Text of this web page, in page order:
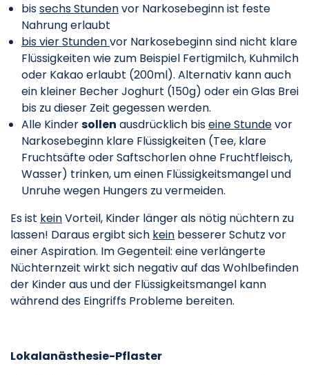
bissechs Stundenvor Narkosebeginn ist feste
Nahrung erlaubt
bis vier Stundenvor Narkosebeginn sind nicht klare
Flüssigkeiten wie zum Beispiel Fertigmilch, Kuhmilch
oder Kakao erlaubt (200ml). Alternativ kann auch
ein kleiner Becher Joghurt (150g) oder ein Glas Brei
bis zu dieser Zeit gegessen werden.
Alle Kindersollen ausdrücklich biseine Stundevor
Narkosebeginn klare Flüssigkeiten (Tee, klare
Fruchtsäfte oder Saftschorlen ohne Fruchtfleisch,
Wasser) trinken, um einen Flüssigkeitsmangel und
Unruhe wegen Hungers zu vermeiden.
Es ist keinVorteil, Kinder länger als nötig nüchtern zu
lassen! Daraus ergibt sich kein besserer Schutz vor
einer Aspiration. Im Gegenteil: eine verlängerte
Nüchternzeit wirkt sich negativ auf das Wohlbefinden
der Kinder aus und der Flüssigkeitsmangel kann
während des Eingriffs Probleme bereiten.
Lokalanästhesie-Pflaster